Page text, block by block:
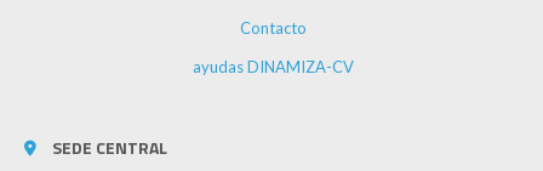
Contacto
ayudas DINAMIZA-CV
SEDE CENTRAL